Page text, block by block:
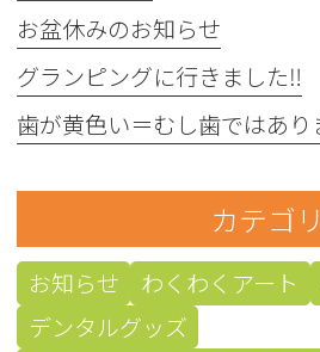
お盆休みのお知らせ
グランピングに行きました‼︎
カテゴリ
お知らせ わくわくアート
デンタルグッズ